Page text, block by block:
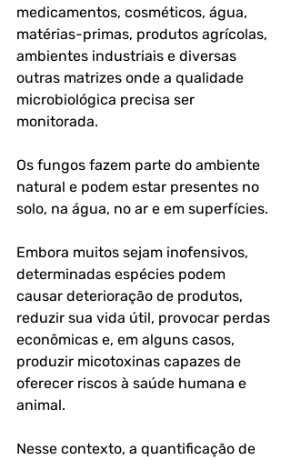
medicamentos, cosméticos, água,
matérias-primas, produtos agrícolas,
ambientes industriais e diversas
outras matrizes onde a qualidade
microbiológica precisa ser
monitorada.
Os fungos fazem parte do ambiente
natural e podem estar presentes no
solo, na água, no ar e em superfícies.
Embora muitos sejam inofensivos,
determinadas espécies podem
causar deterioração de produtos,
reduzir sua vida útil, provocar perdas
econômicas e, em alguns casos,
produzir micotoxinas capazes de
oferecer riscos à saúde humana e
animal.
Nesse contexto, a quantificação de